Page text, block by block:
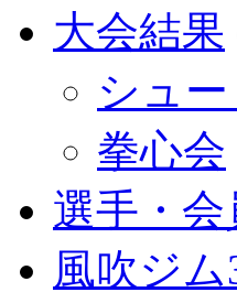
大会結果
シュ
拳心会
選手・会
風吹ジ